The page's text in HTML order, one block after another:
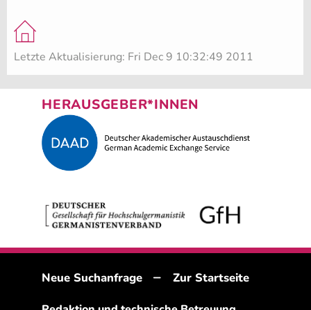
Letzte Aktualisierung: Fri Dec 9 10:32:49 2011
HERAUSGEBER*INNEN
Neue Suchanfrage – Zur Startseite